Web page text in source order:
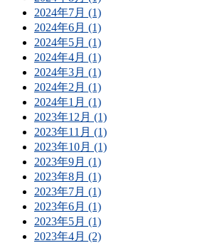
2024年7月 (1)
2024年6月 (1)
2024年5月 (1)
2024年4月 (1)
2024年3月 (1)
2024年2月 (1)
2024年1月 (1)
2023年12月 (1)
2023年11月 (1)
2023年10月 (1)
2023年9月 (1)
2023年8月 (1)
2023年7月 (1)
2023年6月 (1)
2023年5月 (1)
2023年4月 (2)